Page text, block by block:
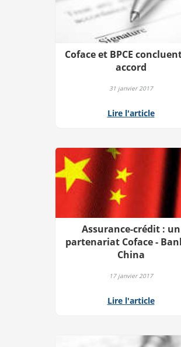
Coface et BPCE
accord
31 janvier 2017
Lire l'article
Assurance-crédit : un
partenariat Coface -
China
17 janvier 2017
Lire l'article